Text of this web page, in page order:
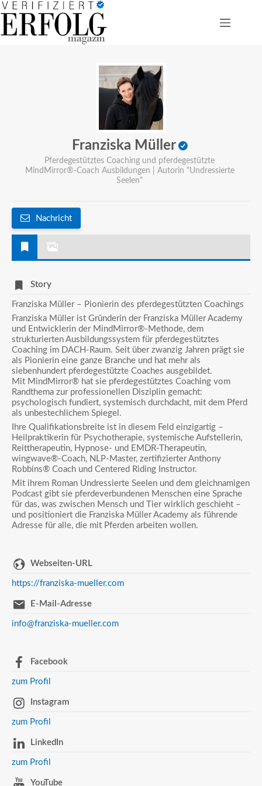
Franziska Müller
Pferdegestütztes Coaching und pferdegestützte
MindMirror®-Coach Ausbildungen | Autorin "Undressierte
Seelen"
Nachricht
Story
Franziska Müller – Pionierin des pferdegestützten Coachings
Franziska Müller ist Gründerin der Franziska Müller Academy
und Entwicklerin der MindMirror®-Methode, dem
strukturierten Ausbildungssystem für pferdegestütztes
Coaching im DACH-Raum. Seit über zwanzig Jahren prägt sie
als Pionierin eine ganze Branche und hat mehr als
siebenhundert pferdegestützte Coaches ausgebildet.
Mit MindMirror® hat sie pferdegestütztes Coaching vom
Randthema zur professionellen Disziplin gemacht:
psychologisch fundiert, systemisch durchdacht, mit dem Pferd
als unbestechlichem Spiegel.
Ihre Qualifikationsbreite ist in diesem Feld einzigartig –
Heilpraktikerin für Psychotherapie, systemische Aufstellerin,
Reittherapeutin, Hypnose- und EMDR-Therapeutin,
wingwave®-Coach, NLP-Master, zertifizierter Anthony
Robbins® Coach und Centered Riding Instructor.
Mit ihrem Roman Undressierte Seelen und dem gleichnamigen
Podcast gibt sie pferdeverbundenen Menschen eine Sprache
für das, was zwischen Mensch und Tier wirklich geschieht –
und positioniert die Franziska Müller Academy als führende
Adresse für alle, die mit Pferden arbeiten wollen.
Webseiten-URL
https://franziska-mueller.com
E-Mail-Adresse
info@franziska-mueller.com
Facebook
zum Profil
Instagram
zum Profil
LinkedIn
zum Profil
YouTube